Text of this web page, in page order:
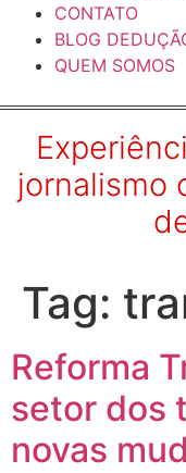
CONTATO
BLOG
QUEM SOMOS
jornalismo
Tag:
Reforma
setor dos
novas